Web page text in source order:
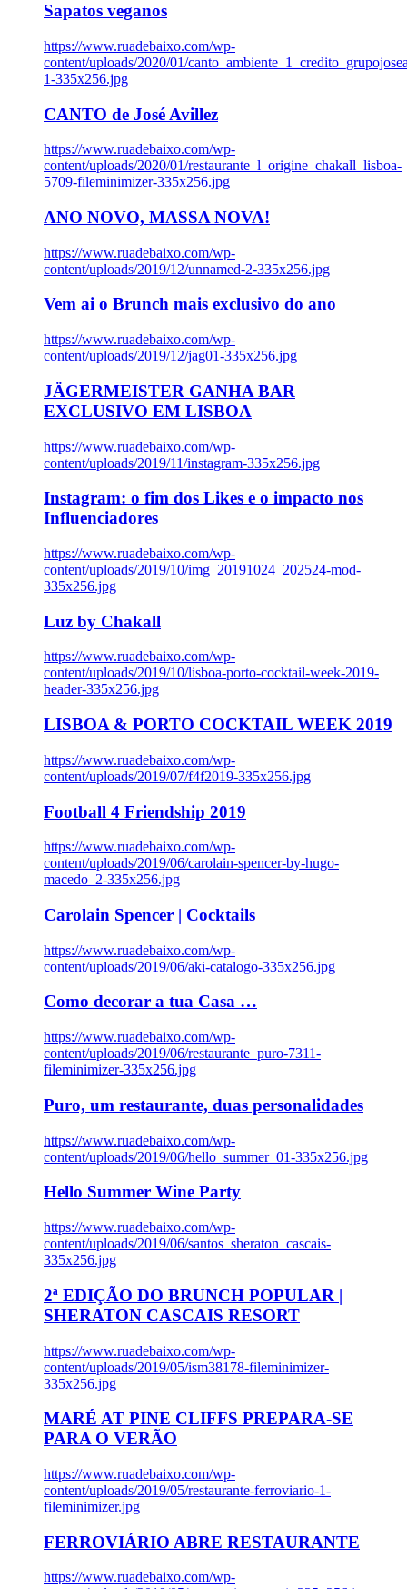
Sapatos veganos
https://www.ruadebaixo.com/wp-
content/uploads/2020/01/
1-335x256.jpg
CANTO de José Avillez
https://www.ruadebaixo.com/wp-
content/uploads/2020/01/restaurante_l_origine_chakall_lisboa-
5709-fileminimizer-335x256.jpg
ANO NOVO, MASSA NOVA!
https://www.ruadebaixo.com/wp-
content/uploads/2019/12/unnamed-2-335x256.jpg
Vem ai o Brunch mais exclusivo do ano
https://www.ruadebaixo.com/wp-
content/uploads/2019/12/jag01-335x256.jpg
JÄGERMEISTER GANHA BAR
EXCLUSIVO EM LISBOA
https://www.ruadebaixo.com/wp-
content/uploads/2019/11/instagram-335x256.jpg
Instagram: o fim dos Likes e o impacto nos
Influenciadores
https://www.ruadebaixo.com/wp-
content/uploads/2019/10/img_20191024_202524-mod-
335x256.jpg
Luz by Chakall
https://www.ruadebaixo.com/wp-
content/uploads/2019/10/lisboa-porto-cocktail-week-2019-
header-335x256.jpg
LISBOA & PORTO COCKTAIL WEEK 2019
https://www.ruadebaixo.com/wp-
content/uploads/2019/07/f4f2019-335x256.jpg
Football 4 Friendship 2019
https://www.ruadebaixo.com/wp-
content/uploads/2019/06/carolain-spencer-by-hugo-
macedo_2-335x256.jpg
Carolain Spencer | Cocktails
https://www.ruadebaixo.com/wp-
content/uploads/2019/06/aki-catalogo-335x256.jpg
Como decorar a tua Casa …
https://www.ruadebaixo.com/wp-
content/uploads/2019/06/restaurante_puro-7311-
fileminimizer-335x256.jpg
Puro, um restaurante, duas personalidades
https://www.ruadebaixo.com/wp-
content/uploads/2019/06/hello_summer_01-335x256.jpg
Hello Summer Wine Party
https://www.ruadebaixo.com/wp-
content/uploads/2019/06/santos_sheraton_cascais-
335x256.jpg
2ª EDIÇÃO DO BRUNCH POPULAR |
SHERATON CASCAIS RESORT
https://www.ruadebaixo.com/wp-
content/uploads/2019/05/ism38178-fileminimizer-
335x256.jpg
MARÉ AT PINE CLIFFS PREPARA-SE
PARA O VERÃO
https://www.ruadebaixo.com/wp-
content/uploads/2019/05/restaurante-ferroviario-1-
fileminimizer.jpg
FERROVIÁRIO ABRE RESTAURANTE
https://www.ruadebaixo.com/wp-